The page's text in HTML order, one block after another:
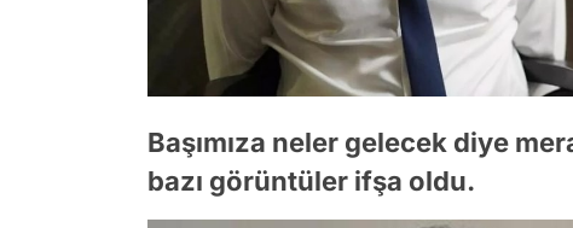
Başımıza neler gelecek diye
bazı görüntüler ifşa oldu.